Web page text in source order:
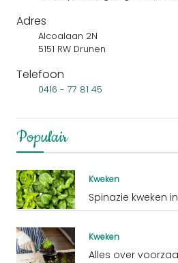
Adres
Alcoalaan 2N
5151 RW Drunen
Telefoon
0416 - 77 81 45
Populair
Kweken
Spinazie kweken
Kweken
Alles over